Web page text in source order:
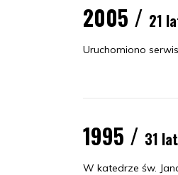
2005 / 21
Uruchomiono
1995 / 31 lat
W katedrze św.